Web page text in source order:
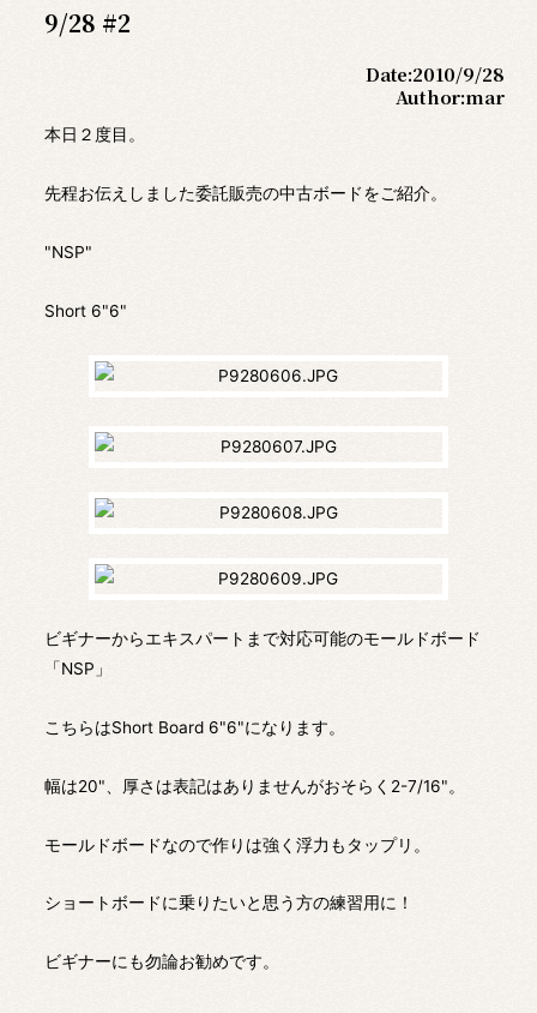
9/28 #2
Date:2010/9/28
Author:mar
本日２度目。
先程お伝えしました委託販売の中古ボードをご紹介。
"NSP"
Short 6"6"
ビギナーからエキスパートまで対応可能のモールドボード
「NSP」
こちらはShort Board 6"6"になります。
幅は20"、厚さは表記はありませんがおそらく2-7/16"。
モールドボードなので作りは強く浮力もタップリ。
ショートボードに乗りたいと思う方の練習用に！
ビギナーにも勿論お勧めです。